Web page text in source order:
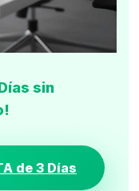
sin
de 3 Días